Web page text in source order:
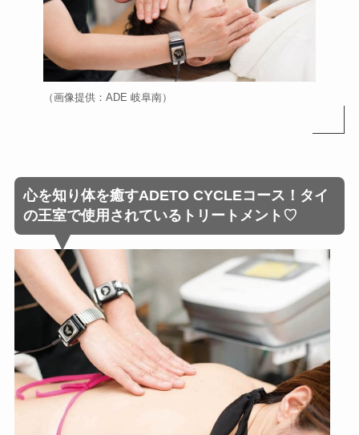
（画像提供：ADE 岐阜南）
心を知り体を癒すADETO CYCLEコース！タイ
の王室で使用されているトリートメント♡